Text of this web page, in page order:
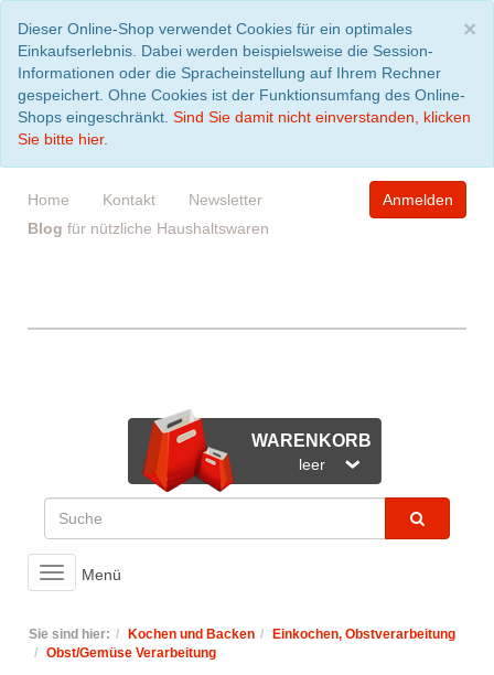
×
Dieser Online-Shop verwendet Cookies für ein optimales
Einkaufserlebnis. Dabei werden beispielsweise die Session-
Informationen oder die Spracheinstellung auf Ihrem Rechner
gespeichert. Ohne Cookies ist der Funktionsumfang des Online-
Shops eingeschränkt. Sind Sie damit nicht einverstanden, klicken
Sie bitte hier.
Home Kontakt
Newsletter
Blog für nützliche Haushaltswaren
Anmelden
WARENKORB
leer
Toggle
navigation
Menü
Sie sind hier: Kochen und Backen
Einkochen, Obstverarbeitung
Obst/Gemüse Verarbeitung